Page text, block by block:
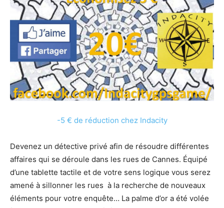
-5 € de réduction chez Indacity
Devenez un détective privé afin de résoudre différentes
affaires qui se déroule dans les rues de Cannes. Équipé
d’une tablette tactile et de votre sens logique vous serez
amené à sillonner les rues à la recherche de nouveaux
éléments pour votre enquête… La palme d’or a été volée